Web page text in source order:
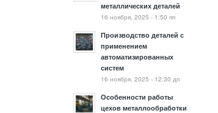
металлических деталей
16 ноября, 2025 - 1:50 пп
Производство деталей с
применением
автоматизированных
систем
16 ноября, 2025 - 12:30 дп
Особенности работы
цехов металлообработки